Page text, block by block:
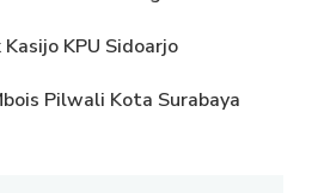
KPU Sidoarjo
Pilwali Kota Surabaya